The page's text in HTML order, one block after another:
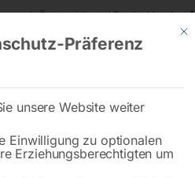
nach Österreich und Deutschland
Präferenz
unsere Website weiter
Einwilligung zu optionalen
Erziehungsberechtigten um